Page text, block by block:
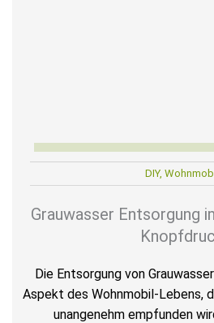
DIY,
Grauwasser Entsorgung
Die Entsorgung von
Aspekt des Wohnmobil-Lebens,
unangenehm empfunden